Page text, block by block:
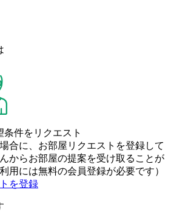
件をリクエスト
合に、お部屋リクエストを登録して
からお部屋の提案を受け取ることが
用には無料の会員登録が必要です）
を登録